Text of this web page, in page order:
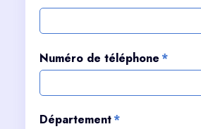
Numéro de téléphone *
Département*